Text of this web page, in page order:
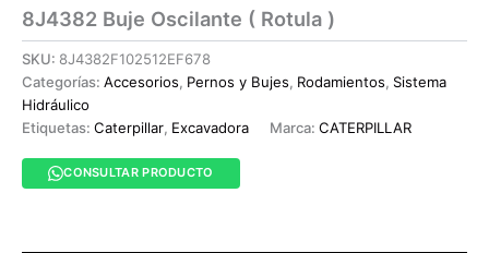
8J4382 Buje Oscilante ( Rotula )
SKU: 8J4382F102512EF678
Categorías: Accesorios, Pernos y Bujes, Rodamientos, Sistema
Hidráulico
Etiquetas: Caterpillar, Excavadora Marca: CATERPILLAR
CONSULTAR PRODUCTO